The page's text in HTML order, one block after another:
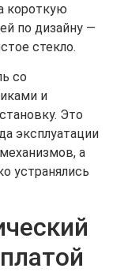
короткую
по дизайну —
стекло.
со
и
Это
эксплуатации
а
устранялись